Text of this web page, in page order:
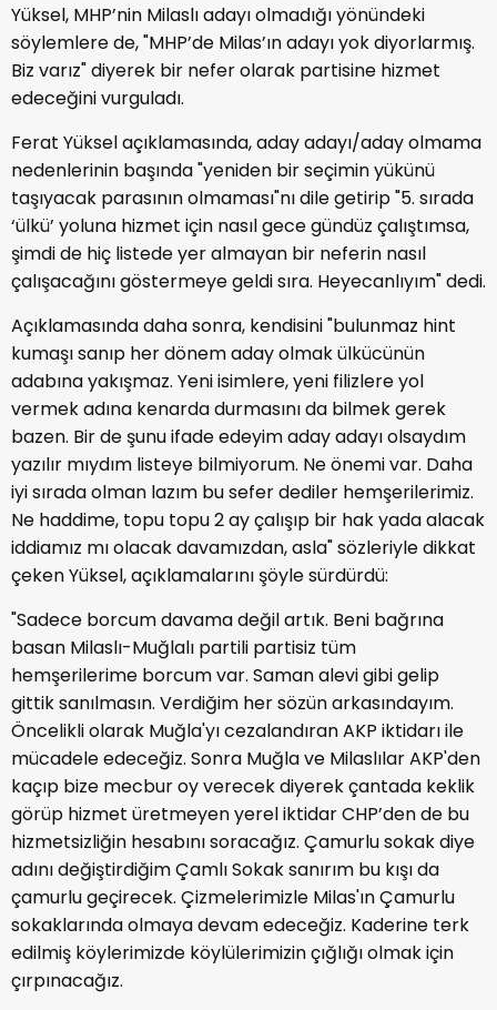
Yüksel, MHP’nin Milaslı adayı olmadığı yönündeki
söylemlere de, "MHP’de Milas’ın adayı yok diyorlarmış.
Biz varız" diyerek bir nefer olarak partisine hizmet
edeceğini vurguladı.
Ferat Yüksel açıklamasında, aday adayı/aday olmama
nedenlerinin başında "yeniden bir seçimin yükünü
taşıyacak parasının olmaması"nı dile getirip "5. sırada
‘ülkü’ yoluna hizmet için nasıl gece gündüz çalıştımsa,
şimdi de hiç listede yer almayan bir neferin nasıl
çalışacağını göstermeye geldi sıra. Heyecanlıyım" dedi.
Açıklamasında daha sonra, kendisini "bulunmaz hint
kumaşı sanıp her dönem aday olmak ülkücünün
adabına yakışmaz. Yeni isimlere, yeni filizlere yol
vermek adına kenarda durmasını da bilmek gerek
bazen. Bir de şunu ifade edeyim aday adayı olsaydım
yazılır mıydım listeye bilmiyorum. Ne önemi var. Daha
iyi sırada olman lazım bu sefer dediler hemşerilerimiz.
Ne haddime, topu topu 2 ay çalışıp bir hak yada alacak
iddiamız mı olacak davamızdan, asla" sözleriyle dikkat
çeken Yüksel, açıklamalarını şöyle sürdürdü:
"Sadece borcum davama değil artık. Beni bağrına
basan Milaslı-Muğlalı partili partisiz tüm
hemşerilerime borcum var. Saman alevi gibi gelip
gittik sanılmasın. Verdiğim her sözün arkasındayım.
Öncelikli olarak Muğla'yı cezalandıran AKP iktidarı ile
mücadele edeceğiz. Sonra Muğla ve Milaslılar AKP'den
kaçıp bize mecbur oy verecek diyerek çantada keklik
görüp hizmet üretmeyen yerel iktidar CHP’den de bu
hizmetsizliğin hesabını soracağız. Çamurlu sokak diye
adını değiştirdiğim Çamlı Sokak sanırım bu kışı da
çamurlu geçirecek. Çizmelerimizle Milas'ın Çamurlu
sokaklarında olmaya devam edeceğiz. Kaderine terk
edilmiş köylerimizde köylülerimizin çığlığı olmak için
çırpınacağız.